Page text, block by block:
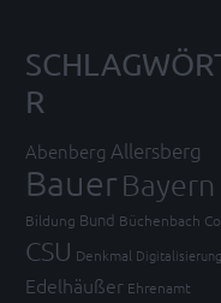
R
Abenberg Allersberg
Bauer Bayern
Bildung Bund Büchenbach
CSU Denkmal Digitalisierung
Edelhäußer Ehrenamt